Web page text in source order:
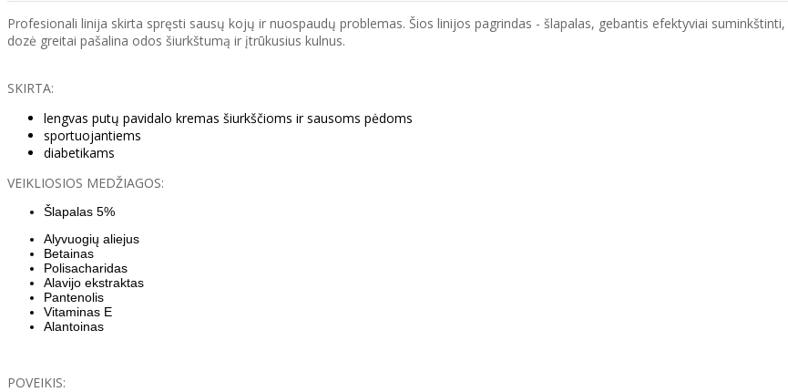
Profesionali linija skirta spręsti sausų kojų ir nuospaudų problemas. Šios linijos pagrindas - šlapalas, gebantis efektyviai
dozė greitai pašalina odos šiurkštumą ir įtrūkusius kulnus.
SKIRTA:
lengvas putų pavidalo kremas šiurkščioms ir sausoms pėdoms
sportuojantiems
diabetikams
VEIKLIOSIOS MEDŽIAGOS:
Šlapalas 5%
Alyvuogių aliejus
Betainas
Polisacharidas
Alavijo ekstraktas
Pantenolis
Vitaminas E
Alantoinas
POVEIKIS: